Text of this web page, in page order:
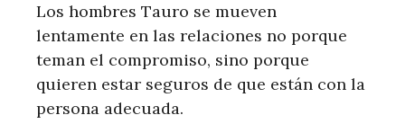
Los hombres Tauro se mueven
lentamente en las relaciones no porque
teman el compromiso, sino porque
quieren estar seguros de que están con la
persona adecuada.